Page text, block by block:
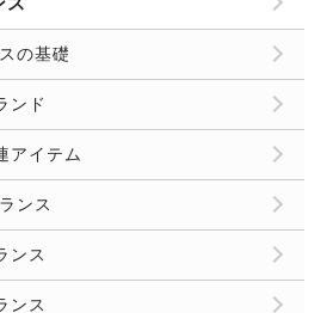
の基礎
ンド
アイテム
ンス
ンス
ンス